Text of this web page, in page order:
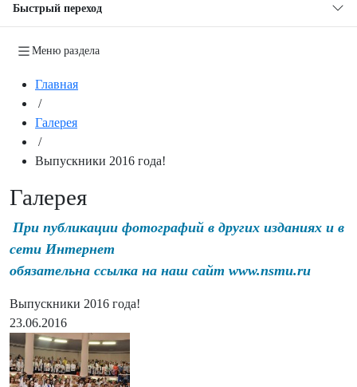
Быстрый переход
Меню раздела
Главная
/
Галерея
/
Выпускники 2016 года!
Галерея
При публикации фотографий в других изданиях и в
сети Интернет
обязательна ссылка на наш сайт www.nsmu.ru
Выпускники 2016 года!
23.06.2016